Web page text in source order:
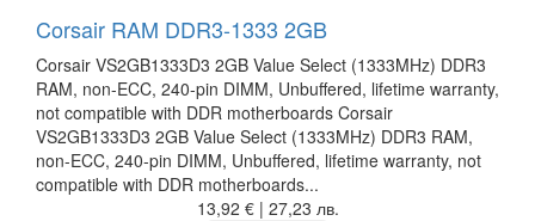
Corsair RAM DDR3-1333 2GB
Corsair VS2GB1333D3 2GB Value Select (1333MHz) DDR3
RAM, non-ECC, 240-pin DIMM, Unbuffered, lifetime warranty,
not compatible with DDR motherboards Corsair
VS2GB1333D3 2GB Value Select (1333MHz) DDR3 RAM,
non-ECC, 240-pin DIMM, Unbuffered, lifetime warranty, not
compatible with DDR motherboards...
13,92 € | 27,23 лв.